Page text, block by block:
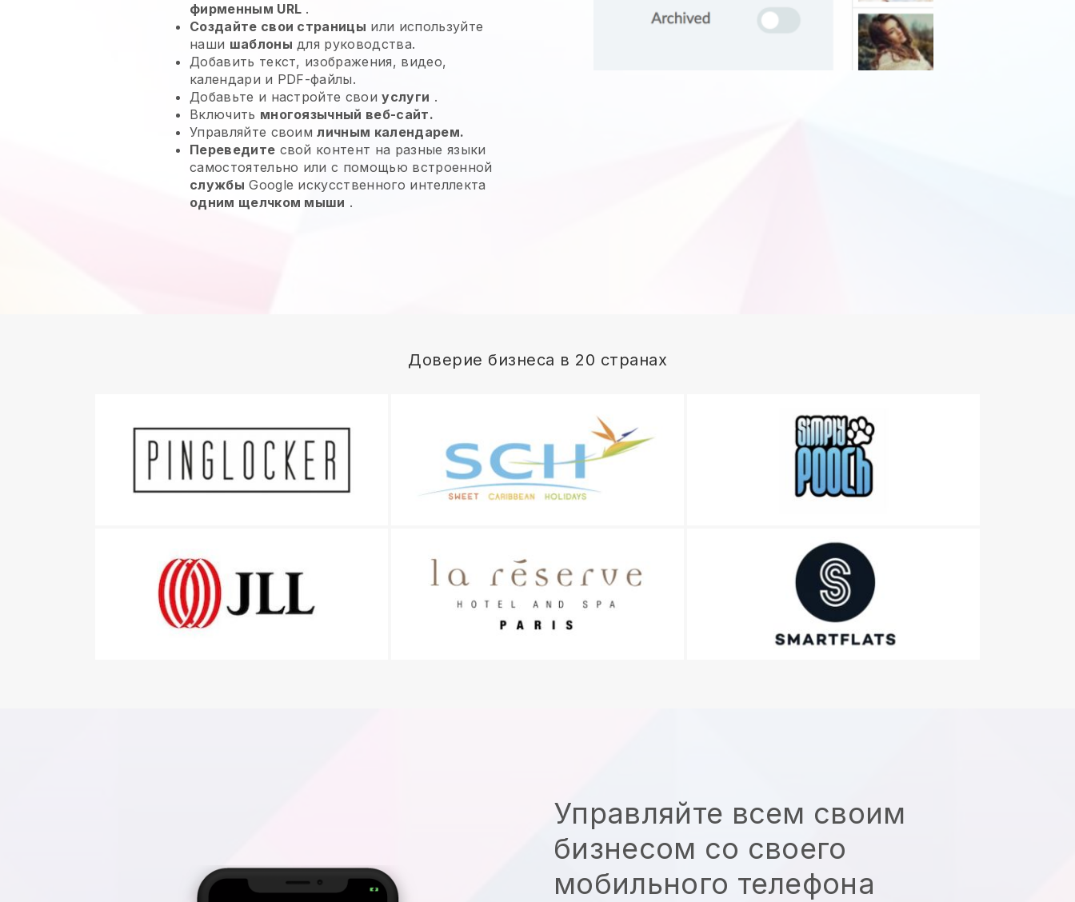
фирменным URL .
Создайте свои страницы или используйте
наши шаблоны для руководства.
Добавить текст, изображения, видео,
календари и PDF-файлы.
Добавьте и настройте своиуслуги .
Включить многоязычный веб-сайт.
Управляйте своимличным календарем.
Переведите свой контент на разные языки
самостоятельно или с помощью встроенной
службы Google искусственного интеллекта
одним щелчком мыши .
Доверие бизнеса в 20 странах
Управляйте всем своим
бизнесом со своего
мобильного телефона